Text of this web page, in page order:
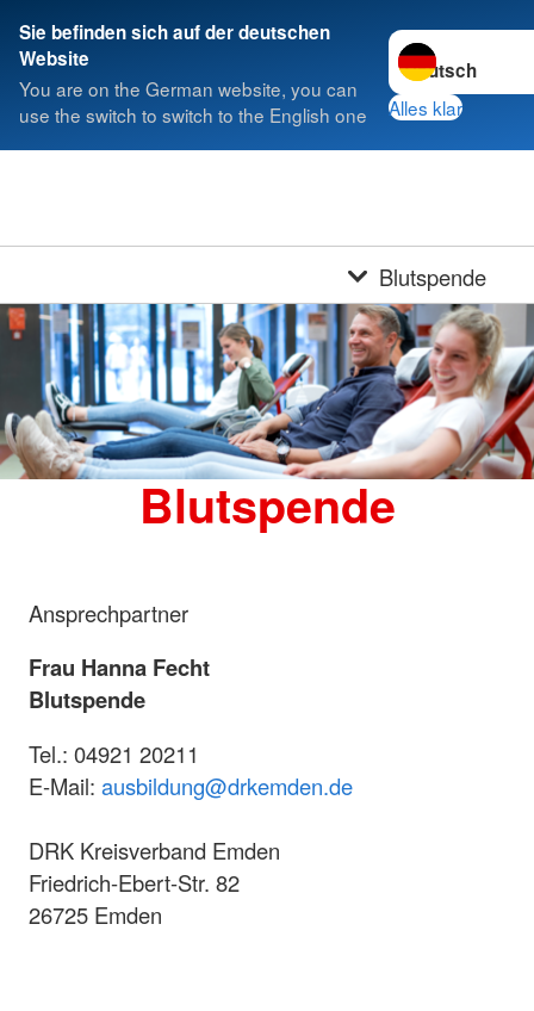
Sie befinden sich auf der deutschen
Website
You are on the German website, you can
use the switch to switch to the English one
Sprache
Alles klar
Blutspende
Blutspende
Ansprechpartner
Frau Hanna Fecht
Blutspende
Tel.: 04921 20211
E-Mail: ausbildung@drkemden.de
DRK Kreisverband Emden
Friedrich-Ebert-Str. 82
26725 Emden